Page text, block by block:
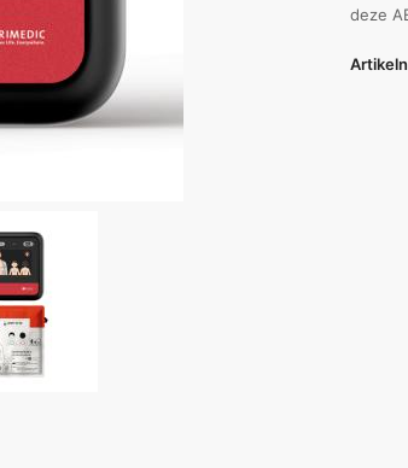
deze